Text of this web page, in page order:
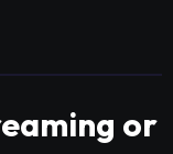
or